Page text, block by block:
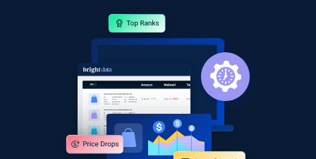
Comece agora
Home Depot US - Discover products by
specified URL